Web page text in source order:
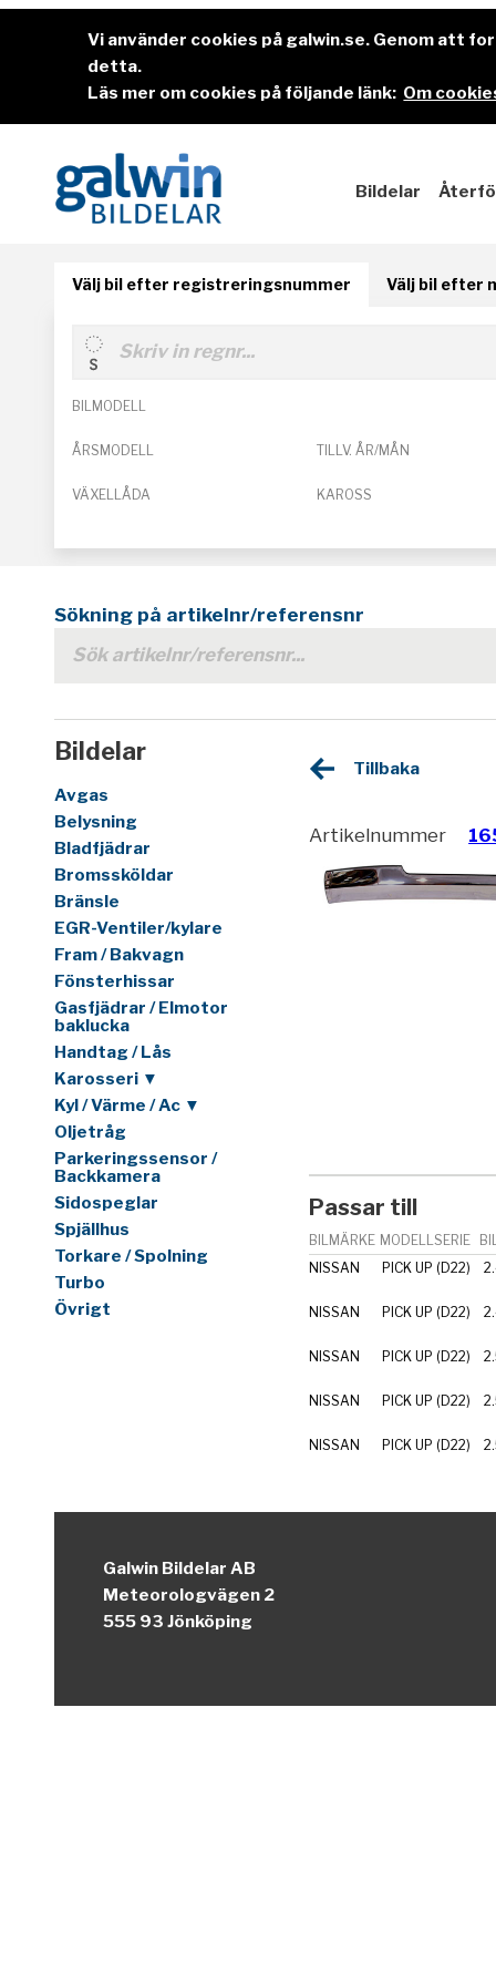
Vi använder cookies på galwin.se. Genom att
detta.
Läs mer om cookies på följande länk: Om
Bildelar
Välj bil efter registreringsnummer Välj bil efter
BILMODELL
ÅRSMODELL TILLV. ÅR/MÅN
VÄXELLÅDA KAROSS
Sökning på artikelnr/referensnr
Bildelar
Avgas
Belysning
Bladfjädrar
Bromssköldar
Bränsle
EGR-Ventiler/kylare
Fram / Bakvagn
Fönsterhissar
Gasfjädrar / Elmotor
baklucka
Handtag / Lås
Karosseri ▼
Kyl / Värme / Ac ▼
Oljetråg
Parkeringssensor /
Backkamera
Sidospeglar
Spjällhus
Torkare / Spolning
Turbo
Övrigt
Tillbaka
Artikelnummer
Passar till
BILMÄRKE MODELLSERIE
NISSAN
PICK UP (D22)
NISSAN PICK UP (D22)
NISSAN PICK UP (D22)
NISSAN PICK UP (D22)
NISSAN PICK UP (D22)
Galwin Bildelar AB
Meteorologvägen 2
555 93 Jönköping